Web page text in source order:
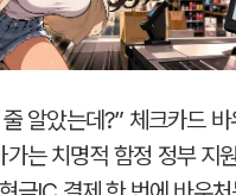
알았는데?” 체크카드
가는 치명적 함정 정부 지